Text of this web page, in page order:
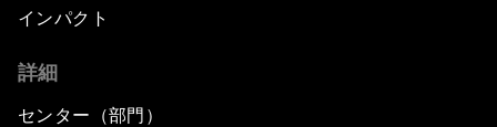
インパクト
詳細
センター（部門）